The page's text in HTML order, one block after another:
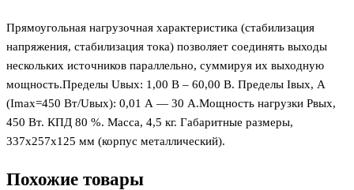
Прямоугольная нагрузочная характеристика (стабилизация
напряжения, стабилизация тока) позволяет соединять выходы
нескольких источников параллельно, суммируя их выходную
мощность.Пределы Uвых: 1,00 В – 60,00 В. Пределы Iвых, А
(Imax=450 Вт/Uвых): 0,01 А — 30 А.Мощность нагрузки Pвых,
450 Вт. КПД 80 %. Масса, 4,5 кг. Габаритные размеры,
337х257х125 мм (корпус металлический).
Похожие товары